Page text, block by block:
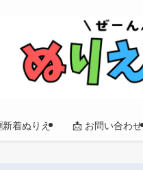
新着ぬりえ 📩 お問い合わせ